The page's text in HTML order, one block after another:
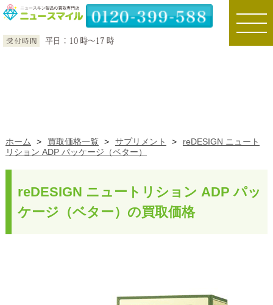
toggle
ホーム > 買取価格一覧 > サプリメント >
reDESIGN ニュート
リション ADP パッケージ（ベター）
reDESIGN ニュートリション ADP パッ
ケージ（ベター）の買取価格